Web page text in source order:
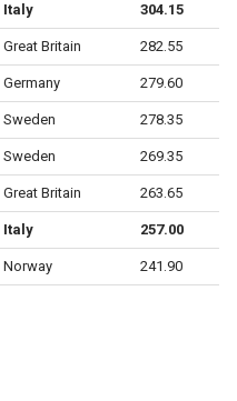
Italy 304.15
Great Britain 282.55
Germany 279.60
Sweden 278.35
Sweden 269.35
Great Britain 263.65
Italy 257.00
Norway 241.90